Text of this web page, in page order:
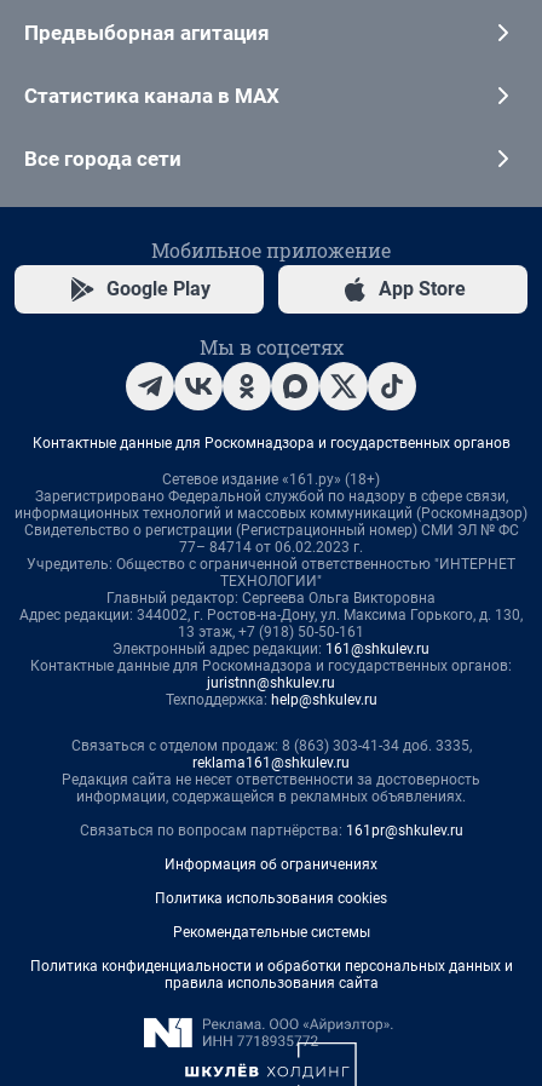
Предвыборная агитация
Статистика канала в MAX
Все города сети
Мобильное приложение
Google Play App Store
Мы в соцсетях
Контактные данные для Роскомнадзора и государственных органов
Сетевое издание «161.ру» (18+)
Зарегистрировано Федеральной службой по надзору в сфере связи,
информационных технологий и массовых коммуникаций (Роскомнадзор)
Свидетельство о регистрации (Регистрационный номер) СМИ ЭЛ № ФС
77– 84714 от 06.02.2023 г.
Учредитель: Общество с ограниченной ответственностью "ИНТЕРНЕТ
ТЕХНОЛОГИИ"
Главный редактор: Сергеева Ольга Викторовна
Адрес редакции: 344002, г. Ростов-на-Дону, ул. Максима Горького, д. 130,
13 этаж, +7 (918) 50-50-161
Электронный адрес редакции: 161@shkulev.ru
Контактные данные для Роскомнадзора и государственных органов:
juristnn@shkulev.ru
Техподдержка: help@shkulev.ru
Связаться с отделом продаж: 8 (863) 303-41-34 доб. 3335,
reklama161@shkulev.ru
Редакция сайта не несет ответственности за достоверность
информации, содержащейся в рекламных объявлениях.
Связаться по вопросам партнёрства: 161pr@shkulev.ru
Информация об ограничениях
Политика использования cookies
Рекомендательные системы
Политика конфиденциальности и обработки персональных данных и
правила использования сайта